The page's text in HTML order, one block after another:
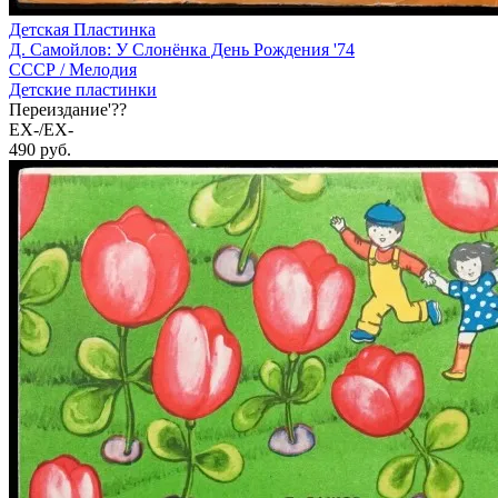
Детская Пластинка
Д. Самойлов: У Слонёнка День Рождения '74
СССР /Мелодия
Детские пластинки
Переиздание'??
EX-/EX-
490 руб.